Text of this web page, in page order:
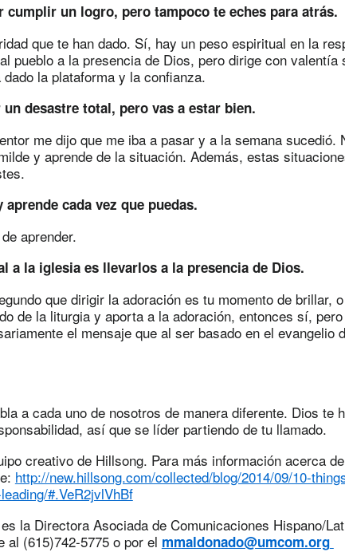
cumplir un logro, pero tampoco te eches para atrás.
que te han dado. Sí, hay un peso espiritual en la
pueblo a la presencia de Dios, pero dirige con valentía
la plataforma y la confianza.
un desastre total, pero vas a estar bien.
me dijo que me iba a pasar y a la semana sucedió.
y aprende de la situación. Además, estas
cada vez que puedas.
aprender.
a la iglesia es llevarlos a la presencia de Dios.
que dirigir la adoración es tu momento de brillar,
de la liturgia y aporta a la adoración, entonces sí,
el mensaje que al ser basado en el evangelio
a cada uno de nosotros de manera diferente. Dios te
así que se líder partiendo de tu llamado.
creativo de Hillsong. Para más información acerca
http://new.hillsong.com/collected/blog/2014/09/10-
#.VeR2jvlVhBf
la Directora Asociada de Comunicaciones Hispano/
al (615)742-5775 o por el mmaldonado@umcom.org